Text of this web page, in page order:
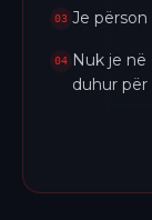
03 Je
04 Nuk je
duhur